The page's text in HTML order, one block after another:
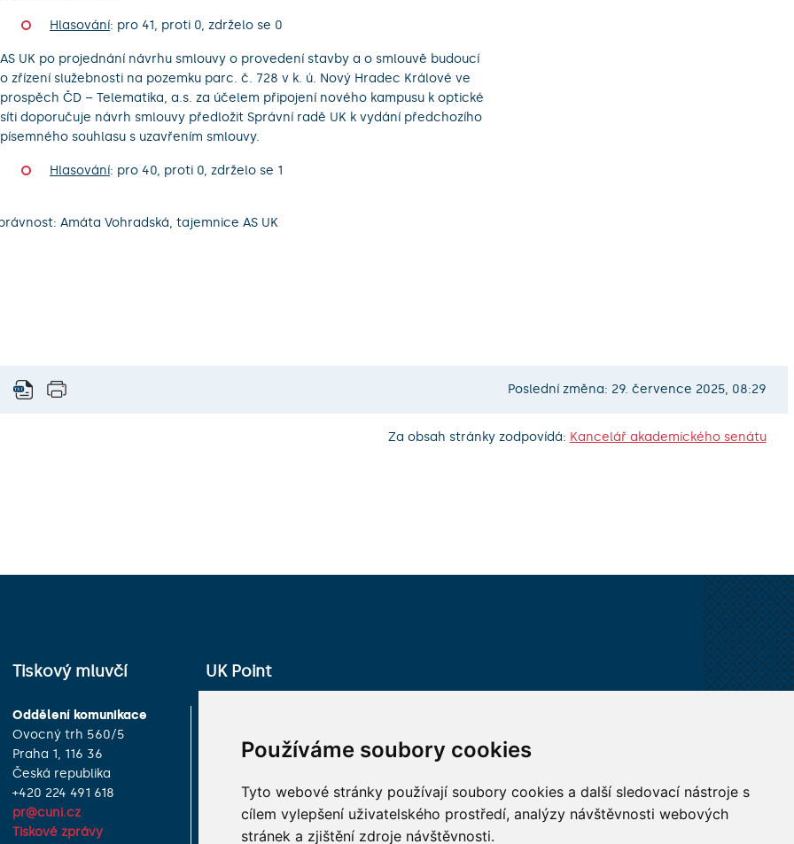
Používáme soubory cookies
Tyto webové stránky používají soubory cookies a další sledovací nástroje s
cílem vylepšení uživatelského prostředí, analýzy návštěvnosti webových
stránek a zjištění zdroje návštěvnosti.
Hlasování: pro 41, proti 0, zdrželo se 0
AS UK po projednání návrhu smlouvy o provedení stavby a o smlouvě budoucí
o zřízení služebnosti na pozemku parc. č. 728 v k. ú. Nový Hradec Králové ve
prospěch ČD – Telematika, a.s. za účelem připojení nového kampusu k optické
síti doporučuje návrh smlouvy předložit Správní radě UK k vydání předchozího
písemného souhlasu s uzavřením smlouvy.
Hlasování: pro 40, proti 0, zdrželo se 1
Amáta Vohradská, tajemnice AS UK
Poslední změna: 29. července 2025, 08:29
Za obsah stránky zodpovídá: Kancelář akademického senátu
Tiskový mluvčí
Oddělení komunikace
Ovocný trh 560/5
Praha 1, 116 36
Česká republika
+420 224 491 618
pr@cuni.cz
Tiskové zprávy
UK Point
Praha 1, 116 36
+420 224 491 850
info@cuni.cz
Provozní doba a kontakty
JAK K NÁM?